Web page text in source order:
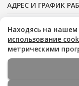
АДРЕС И ГРАФИК
ДОПОЛНИТЕЛЬНО
Медицинская помощь
Находясь на нашем
использование
метрическими